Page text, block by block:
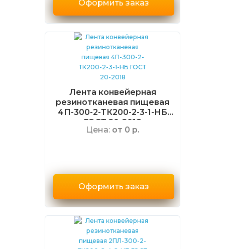
Оформить заказ
Лента конвейерная
резинотканевая пищевая
4П-300-2-ТК200-2-3-1-НБ
ГОСТ 20-2018
Цена: от 0 р.
Оформить заказ